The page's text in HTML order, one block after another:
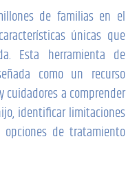
de familias en el
únicas que
Esta herramienta de
como un recurso
cuidadores a comprender
identificar limitaciones
de tratamiento